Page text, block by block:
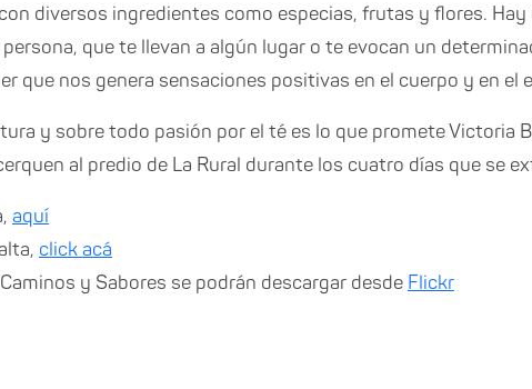
diversos ingredientes como especias, frutas y flores. Hay
que te llevan a algún lugar o te evocan un
que nos genera sensaciones positivas en el cuerpo y en el
y sobre todo pasión por el té es lo que promete Victoria
al predio de La Rural durante los cuatro días que se
aquí
click acá
y Sabores se podrán descargar desde Flickr